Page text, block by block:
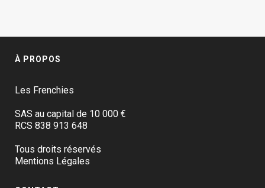
À PROPOS
Les Frenchies
SAS au capital de 10 000 €
RCS 838 913 648
Tous droits réservés
Mentions Légales